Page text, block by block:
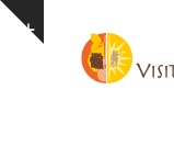
Skip
Show